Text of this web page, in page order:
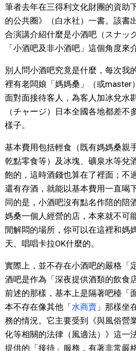
日本入門
政治外交
社會
科學技術
生活
運動
娛樂
教育
工作勞動
家庭
筆者去年在三得利文化財團的資助
的公共圈》（白水社）一書。該書
合演講介紹什麼是小酒吧（スナッ
「小酒吧及非小酒吧」這個角度來
別人問小酒吧究竟是什麼，每次我
裡有老闆娘「媽媽桑」（或master
面對面接待客人，為客人加冰兌水
（チャージ）日本全國各地都差不
樣子。
基本費用包括輕食（既有媽媽桑親
乾點零食等）及冰塊、礦泉水等兌
飽的，這時酒錢也算在了裡面；不
還有存酒，就能以基本費用一直喝
同的是，小酒吧沒有點名作陪的陪
媽桑一個人經營的店，本來就不可
閒解悶的場所，你可以在這裡和媽
天、唱唱卡拉OK什麼的。
實際上，並不存在小酒吧的嚴格「
酒吧是作為「深夜提供酒類的飲食
前述的那樣，基本上是隔著吧檯「
本不存在像其他「水商賣」那樣坐
務的情況。它主要受到《與風俗營
化等相關的法律（風適法）》這一
提供的「接待」服務，有著非常嚴